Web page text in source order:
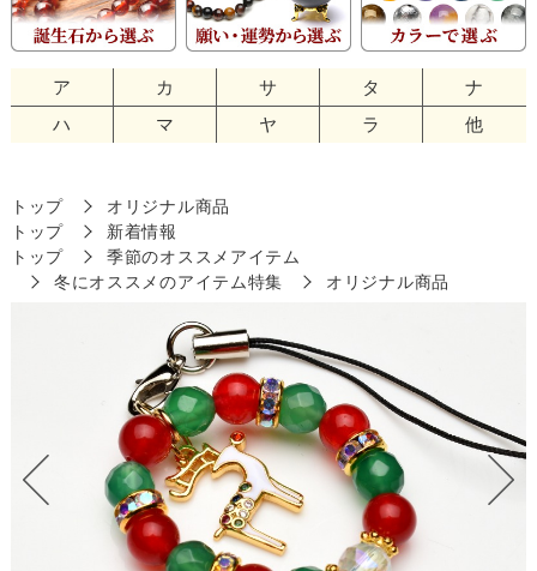
ア カ サ タ
ナ
ハ
マ ヤ ラ 他
トップ
オリジナル商品
トップ
新着情報
トップ
季節のオススメアイテム
冬にオススメのアイテム特集
オリジナル商品